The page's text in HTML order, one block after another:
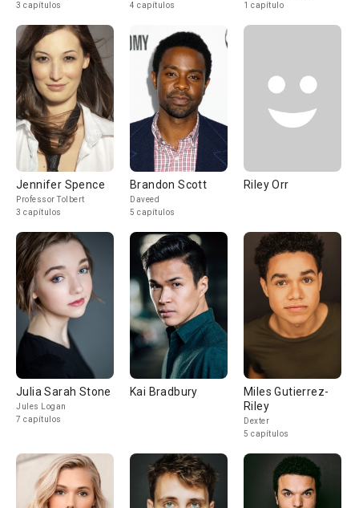
3 capítulos
4 capítulos
1 capítulo
Jennifer Spence
Professor Tolbert
3 capítulos
Brandon Scott
Daveed
5 capítulos
Riley Orr
Julia Sarah Stone
Jules Logan
7 capítulos
Kai Bradbury
Miles Gutierrez-
Riley
Dexter
5 capítulos